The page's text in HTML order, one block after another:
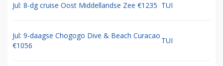
Jul: 8-dg cruise Oost Middellandse Zee €1235 TUI
Jul: 9-daagse Chogogo Dive & Beach Curacao
€1056
TUI